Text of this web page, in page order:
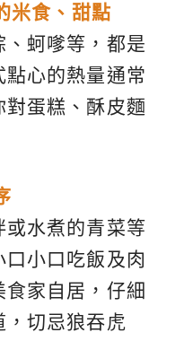
米食、甜點
蚵嗲等，都是
心的熱量通常
蛋糕、酥皮麵
或水煮的青菜等
小口吃飯及肉
家自居，仔細
，切忌狼吞虎